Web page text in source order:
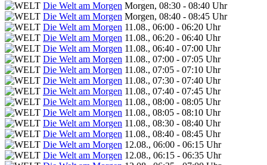
Die Welt am Morgen Morgen, 08:30 - 08:40 Uhr
Die Welt am Morgen Morgen, 08:40 - 08:45 Uhr
Die Welt am Morgen 11.08., 06:00 - 06:20 Uhr
Die Welt am Morgen 11.08., 06:20 - 06:40 Uhr
Die Welt am Morgen 11.08., 06:40 - 07:00 Uhr
Die Welt am Morgen 11.08., 07:00 - 07:05 Uhr
Die Welt am Morgen 11.08., 07:05 - 07:10 Uhr
Die Welt am Morgen 11.08., 07:30 - 07:40 Uhr
Die Welt am Morgen 11.08., 07:40 - 07:45 Uhr
Die Welt am Morgen 11.08., 08:00 - 08:05 Uhr
Die Welt am Morgen 11.08., 08:05 - 08:10 Uhr
Die Welt am Morgen 11.08., 08:30 - 08:40 Uhr
Die Welt am Morgen 11.08., 08:40 - 08:45 Uhr
Die Welt am Morgen 12.08., 06:00 - 06:15 Uhr
Die Welt am Morgen 12.08., 06:15 - 06:35 Uhr